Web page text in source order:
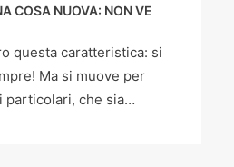
COSA NUOVA: NON VE
questa caratteristica: si
Ma si muove per
particolari, che sia…